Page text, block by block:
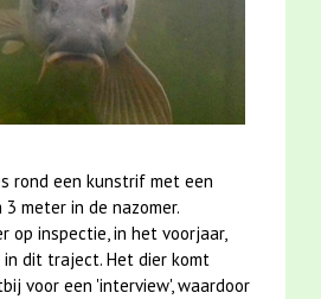
rond een kunstrif met een
3 meter in de nazomer.
op inspectie, in het voorjaar,
in dit traject. Het dier komt
voor een 'interview', waardoor